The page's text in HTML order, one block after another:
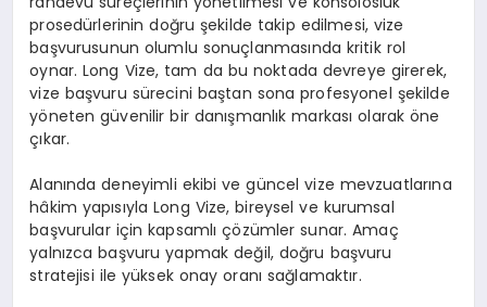
prosedürlerinin doğru şekilde takip edilmesi, vize
başvurusunun olumlu sonuçlanmasında kritik rol
oynar. Long Vize, tam da bu noktada devreye girerek,
vize başvuru sürecini baştan sona profesyonel şekilde
yöneten güvenilir bir danışmanlık markası olarak öne
çıkar.
Alanında deneyimli ekibi ve güncel vize mevzuatlarına
hâkim yapısıyla Long Vize, bireysel ve kurumsal
başvurular için kapsamlı çözümler sunar. Amaç
yalnızca başvuru yapmak değil, doğru başvuru
stratejisi ile yüksek onay oranı sağlamaktır.